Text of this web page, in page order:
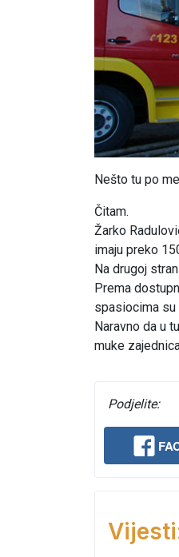
Nešto tu po
Čitam.
Žarko
imaju preko
Na drugoj
Prema
spasiocima su
Naravno da u
muke
Podjelite: